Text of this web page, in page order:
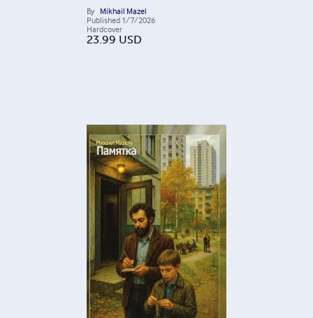
By Mikhail Mazel
Published 1/7/2026
Hardcover
23.99 USD